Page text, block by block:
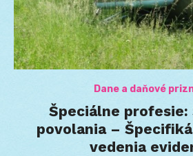
Dane a daňové
Špeciálne profesie:
povolania –
vedenia